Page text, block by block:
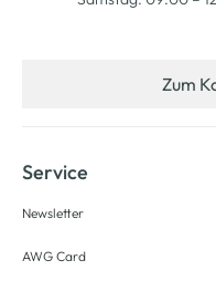
Zum
Service
Newsletter
AWG Card